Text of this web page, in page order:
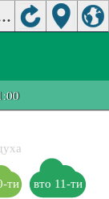
в Pirkankatu, Tampere
ти вто 11-ти